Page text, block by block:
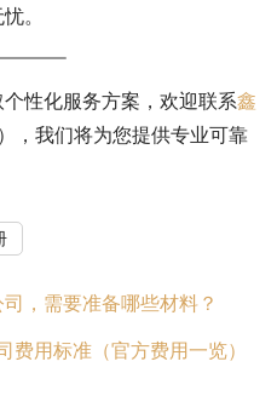
。
性化服务方案，欢迎联系鑫
，我们将为您提供专业可靠
，需要准备哪些材料？
用标准（官方费用一览）